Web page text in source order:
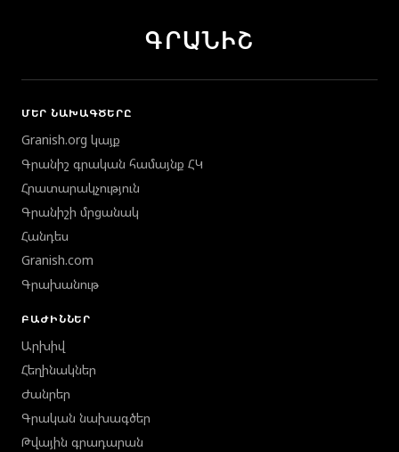
ԳՐԱՆԻՇ
ՄԵՐ ՆԱԽԱԳԾԵՐԸ
Granish.org կայք
Գրանիշ գրական համայնք ՀԿ
Հրատարակչություն
Գրանիշի մրցանակ
Հանդես
Granish.com
Գրախանութ
ԲԱԺԻՆՆԵՐ
Արխիվ
Հեղինակներ
Ժանրեր
Գրական նախագծեր
Թվային գրադարան